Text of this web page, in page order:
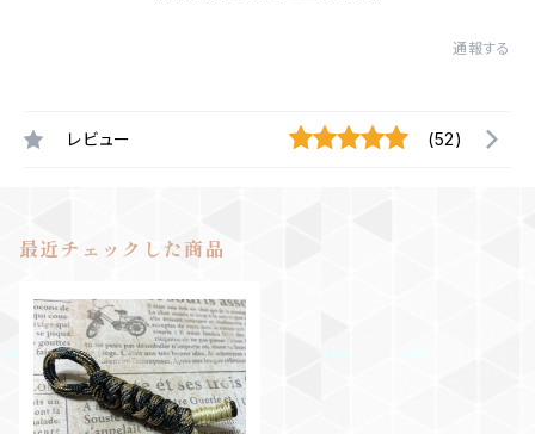
通報する
レビュー (52)
最近チェックした商品